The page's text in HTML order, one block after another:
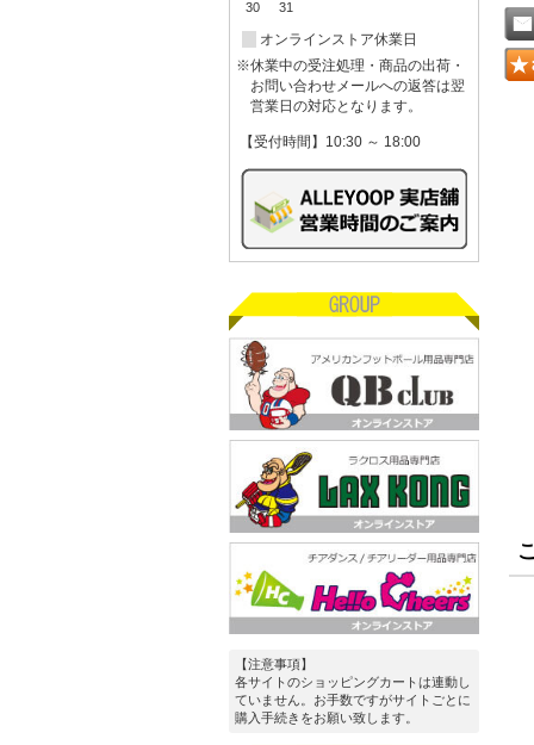
30
31
オンラインストア休業日
※休業中の受注処理・商品の出荷・
お問い合わせメールへの返答は翌
営業日の対応となります。
【受付時間】10:30 ～ 18:00
【注意事項】
各サイトのショッピングカートは連動し
ていません。お手数ですがサイトごとに
購入手続きをお願い致します。